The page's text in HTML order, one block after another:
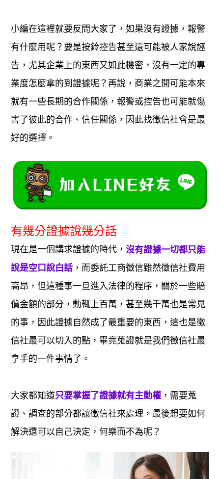
小編在這裡就要反問大家了，如果沒有證據，報警
有什麼用呢？要是按鈴控告甚至還可能被人家說誣
告，尤其企業上的東西又如此機密，沒有一定的專
業度怎麼拿的到證據呢？再說，商業之間可能本來
就有一些長期的合作關係，報警或控告也可能就傷
害了彼此的合作、信任關係，因此找徵信社會是最
好的選擇。
有幾分證據說幾分話
現在是一個講求證據的時代，沒有證據一切都只能
說是空口說白話 ，而委託工商徵信雖然徵信社費用
高昂，但這種事一旦進入法律的程序，關於一些賠
償金額的部分，動輒上百萬，甚至幾千萬也是常見
的事，因此證據自然成了最重要的東西，這也是徵
信社最可以切入的點，畢竟蒐證就是我們徵信社最
拿手的一件事情了。
大家都知道只要掌握了證據就有主動權 ，需要蒐
證、調查的部分都讓徵信社來處理，最後想要如何
解決還可以自己決定，何樂而不為呢？